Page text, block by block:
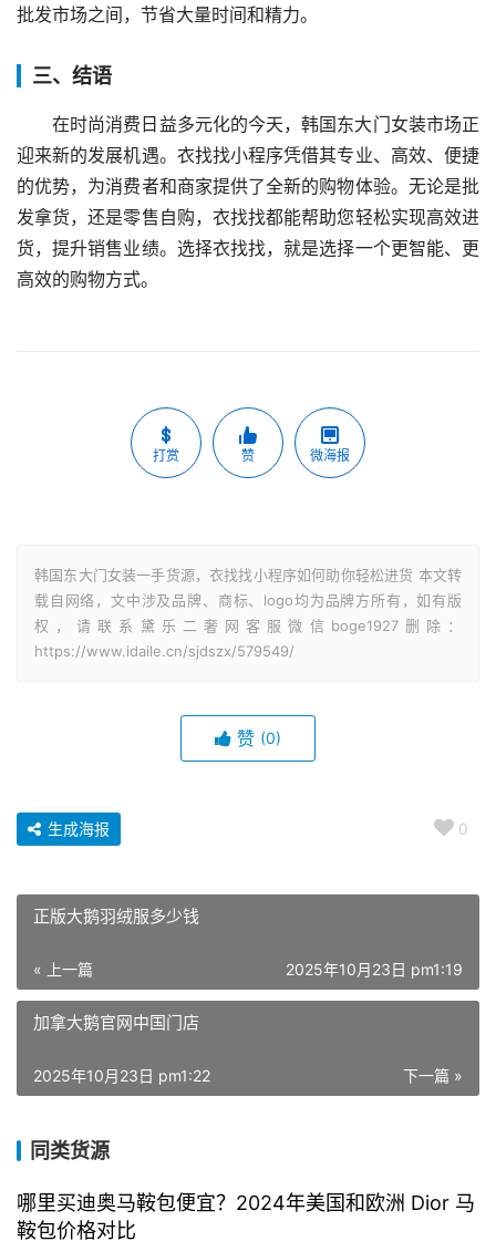
批发市场之间，节省大量时间和精力。
三、结语
在时尚消费日益多元化的今天，韩国东大门女装市场正
迎来新的发展机遇。衣找找小程序凭借其专业、高效、便捷
的优势，为消费者和商家提供了全新的购物体验。无论是批
发拿货，还是零售自购，衣找找都能帮助您轻松实现高效进
货，提升销售业绩。选择衣找找，就是选择一个更智能、更
高效的购物方式。
打赏 赞 微海报
韩国东大门女装一手货源，衣找找小程序如何助你轻松进货 本文转
载自网络，文中涉及品牌、商标、logo均为品牌方所有，如有版
权，请联系黛乐二奢网客服微信boge1927删除：
https://www.idaile.cn/sjdszx/579549/
赞 (0)
0
生成海报
正版大鹅羽绒服多少钱
« 上一篇 2025年10月23日 pm1:19
加拿大鹅官网中国门店
下一篇 »
2025年10月23日 pm1:22
同类货源
哪里买迪奥马鞍包便宜？2024年美国和欧洲 Dior 马
鞍包价格对比